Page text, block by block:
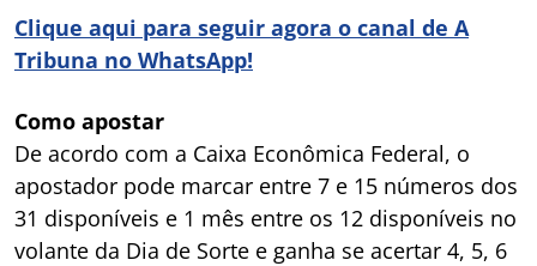
Clique aqui para seguir agora o canal de A
Tribuna no WhatsApp!
Como apostar
De acordo com a Caixa Econômica Federal, o
apostador pode marcar entre 7 e 15 números dos
31 disponíveis e 1 mês entre os 12 disponíveis no
volante da Dia de Sorte e ganha se acertar 4, 5, 6